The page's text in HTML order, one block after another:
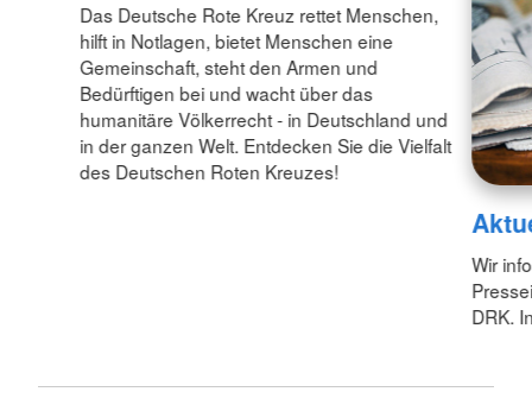
Das Deutsche Rote Kreuz rettet Menschen,
hilft in Notlagen, bietet Menschen eine
Gemeinschaft, steht den Armen und
Bedürftigen bei und wacht über das
humanitäre Völkerrecht - in Deutschland und
in der ganzen Welt. Entdecken Sie die Vielfalt
des Deutschen Roten Kreuzes!
Wir
DRK.